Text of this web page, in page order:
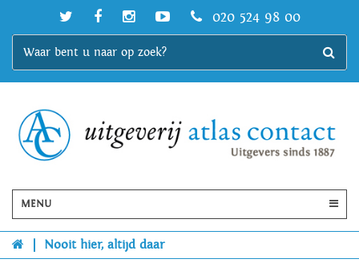
020 524 98 00
MENU
Nooit hier, altijd daar